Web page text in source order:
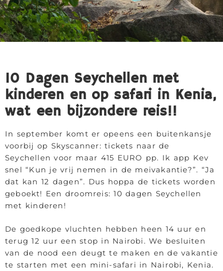
10 Dagen Seychellen met
kinderen en op safari in Kenia,
wat een bijzondere reis!!
In september komt er opeens een buitenkansje
voorbij op Skyscanner: tickets naar de
Seychellen voor maar 415 EURO pp. Ik app Kev
snel “Kun je vrij nemen in de meivakantie?”. “Ja
dat kan 12 dagen”. Dus hoppa de tickets worden
geboekt! Een droomreis: 10 dagen Seychellen
met kinderen!
De goedkope vluchten hebben heen 14 uur en
terug 12 uur een stop in Nairobi. We besluiten
van de nood een deugt te maken en de vakantie
te starten met een mini-safari in Nairobi, Kenia.